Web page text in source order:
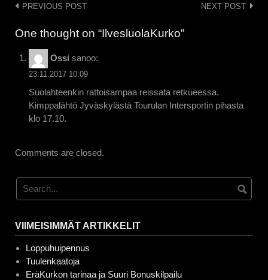
Post
PREVIOUS POST NEXT POST
One thought on “IlvesluolaKurko”
Ossi sanoo:
23.11.2017 10:09
Suolahteenkin rattoisampaa reissata retkueessa.
Kimppalähtö Jyväskylästä Tourulan Intersportin pihasta
klo 17.10.
Comments are closed.
VIIMEISIMMÄT ARTIKKELIT
Loppuhuipennus
Tuulenkaatoja
EräKurkon tarinaa ja Suuri Bonuskilpailu